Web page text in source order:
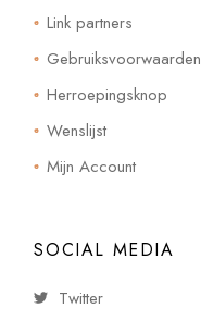
Link partners
Gebruiksvoorwaarden
Herroepingsknop
Wenslijst
Mijn Account
SOCIAL MEDIA
Twitter